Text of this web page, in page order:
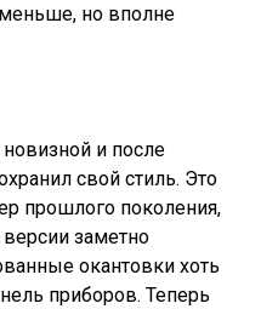
но вполне
и после
свой стиль. Это
прошлого поколения,
версии заметно
окантовки хоть
приборов. Теперь